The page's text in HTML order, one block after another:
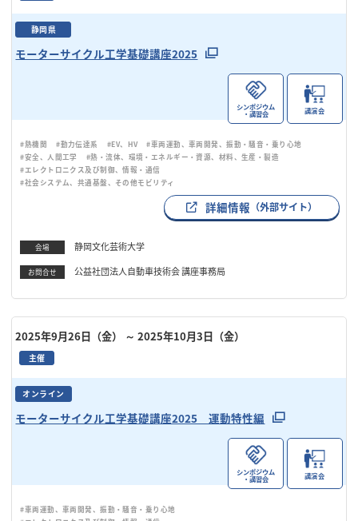
静岡県
モーターサイクル工学基礎講座2025
シンポジウム
・講習会 講演会
#熱機関 #動力伝達系 #EV、HV
#車両運動、車両開発、振動・騒音・乗り心地
#安全、人間工学
#熱・流体、環境・エネルギー・資源、材料、生産・製造
#エレクトロニクス及び制御、情報・通信
#社会システム、共通基盤、その他モビリティ
詳細情報 （外部サイト）
会場 静岡文化芸術大学
お問合せ 公益社団法人自動車技術会 講座事務局
2025年9月26日（金） ～ 2025年10月3日（金）
主催
オンライン
モーターサイクル工学基礎講座2025 運動特性編
シンポジウム
・講習会 講演会
#車両運動、車両開発、振動・騒音・乗り心地